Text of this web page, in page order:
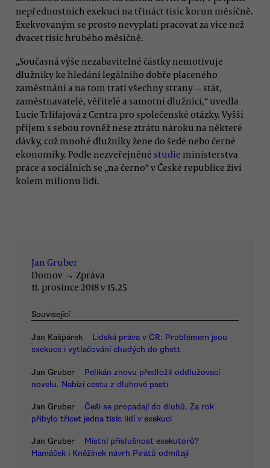
nepřednostních exekucí na třináct tisíc korun měsíčně.
Exekvovaným se prosto nevyplatí pracovat za více než
dvacet tisíc hrubého měsíčně.
„Současná výše nezabavitelné částky nemotivuje
dlužníky ke hledání legálního dobře placeného
zaměstnání a na tom tratí všechny strany — stát,
zaměstnavatelé, věřitelé a samotní dlužníci,“ uvedla
Lucie Trlifajová z Centra pro společenské otázky. Vyšší
příjem s sebou rovněž nese ztrátu nároku na některé
dávky, což mnohé dlužníky žene do šedé nebo černé
ekonomiky. Podle nezveřejněné studie ministerstva
práce a sociálních se „na černo“ v České republice živí
kolem milionu lidí.
Jan Gruber
Domov → Zpráva
11. prosince 2018 v 15.25
Související
Jan Kašpárek
Lidská práva v ČR: Problémem jsou
exekuce i vytlačování chudých do ghett
Jan Gruber
Pelikán znovu předložil oddlužovací
novelu. Nabízí cestu z dluhové pasti
Jan Gruber
Češi se propadají do dluhů. Za rok
přibylo třicet jedna tisíc lidí v exekuci
Jan Gruber
Místní příslušnost exekutorů?
Hamáček i Kněžínek návrh Pirátů odmítají